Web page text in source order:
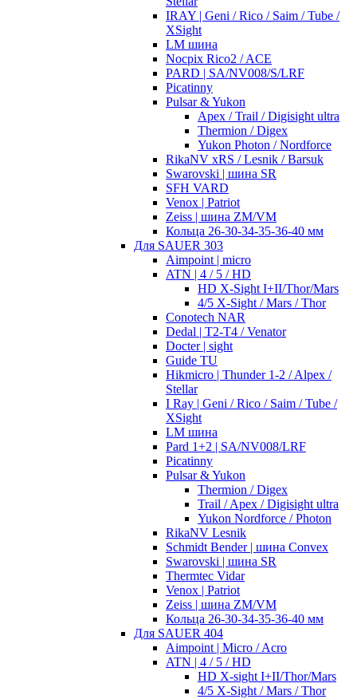
IRAY | Geni / Rico / Saim / Tube /
XSight
LM шина
Nocpix Rico2 / ACE
PARD | SA/NV008/S/LRF
Picatinny
Pulsar & Yukon
Apex / Trail / Digisight ultra
Thermion / Digex
Yukon Photon / Nordforce
RikaNV xRS / Lesnik / Barsuk
Swarovski | шина SR
SFH VARD
Venox | Patriot
Zeiss | шина ZM/VM
Кольца 26-30-34-35-36-40 мм
Для SAUER 303
Aimpoint | micro
ATN | 4 / 5 / HD
HD X-Sight I+II/Thor/Mars
4/5 X-Sight / Mars / Thor
Conotech NAR
Dedal | T2-T4 / Venator
Docter | sight
Guide TU
Hikmicro | Thunder 1-2 / Alpex /
Stellar
I Ray | Geni / Rico / Saim / Tube /
XSight
LM шина
Pard 1+2 | SA/NV008/LRF
Picatinny
Pulsar & Yukon
Thermion / Digex
Trail / Apex / Digisight ultra
Yukon Nordforce / Photon
RikaNV Lesnik
Schmidt Bender | шина Convex
Swarovski | шина SR
Thermtec Vidar
Venox | Patriot
Zeiss | шина ZM/VM
Кольца 26-30-34-35-36-40 мм
Для SAUER 404
Aimpoint | Micro / Acro
ATN | 4 / 5 / HD
HD X-sight I+II/Thor/Mars
4/5 X-Sight / Mars / Thor